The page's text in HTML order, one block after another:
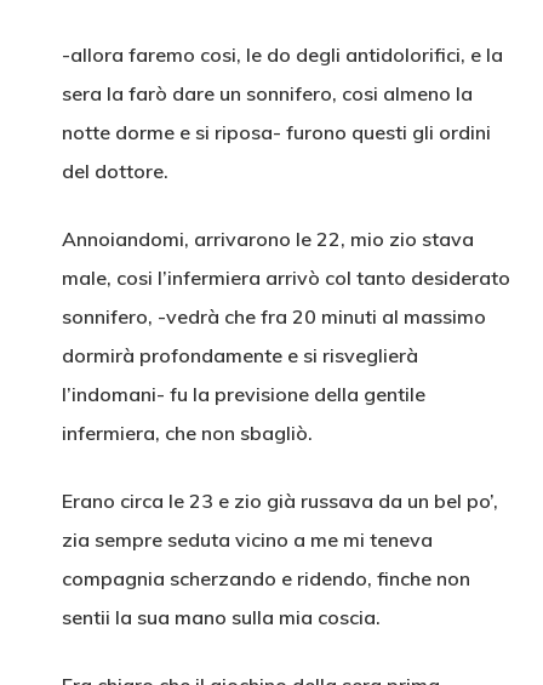
-allora faremo cosi, le do degli antidolorifici, e la
sera la farò dare un sonnifero, cosi almeno la
notte dorme e si riposa- furono questi gli ordini
del dottore.
Annoiandomi, arrivarono le 22, mio zio stava
male, cosi l’infermiera arrivò col tanto desiderato
sonnifero, -vedrà che fra 20 minuti al massimo
dormirà profondamente e si risveglierà
l’indomani- fu la previsione della gentile
infermiera, che non sbagliò.
Erano circa le 23 e zio già russava da un bel po’,
zia sempre seduta vicino a me mi teneva
compagnia scherzando e ridendo, finche non
sentii la sua mano sulla mia coscia.